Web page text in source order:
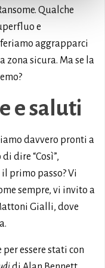
Qualche
e
aggrapparci
zona sicura. Ma se la
e saluti
davvero pronti a
dire “Così”,
primo passo? Vi
sempre, vi invito a
Gialli, dove
essere stati con